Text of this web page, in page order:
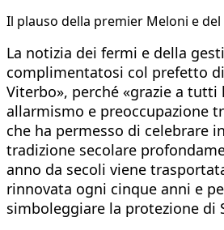
​Il plauso della premier Meloni e
La notizia dei fermi e della
complimentatosi col prefetto
Viterbo», perché «grazie a tutti
allarmismo e preoccupazione
che ha permesso di celebrare
tradizione secolare
anno da secoli viene
rinnovata ogni cinque anni e
simboleggiare la protezione di